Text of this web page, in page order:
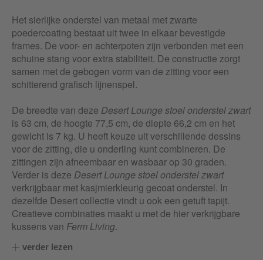
Het sierlijke onderstel van metaal met zwarte
poedercoating bestaat uit twee in elkaar bevestigde
frames. De voor- en achterpoten zijn verbonden met een
schuine stang voor extra stabiliteit. De constructie zorgt
samen met de gebogen vorm van de zitting voor een
schitterend grafisch lijnenspel.
De breedte van deze Desert Lounge stoel onderstel zwart
is 63 cm, de hoogte 77,5 cm, de diepte 66,2 cm en het
gewicht is 7 kg. U heeft keuze uit verschillende dessins
voor de zitting, die u onderling kunt combineren. De
zittingen zijn afneembaar en wasbaar op 30 graden.
Verder is deze Desert Lounge stoel onderstel zwart
verkrijgbaar met kasjmierkleurig gecoat onderstel. In
dezelfde Desert collectie vindt u ook een getuft tapijt.
Creatieve combinaties maakt u met de hier verkrijgbare
kussens van Ferm Living.
verder lezen